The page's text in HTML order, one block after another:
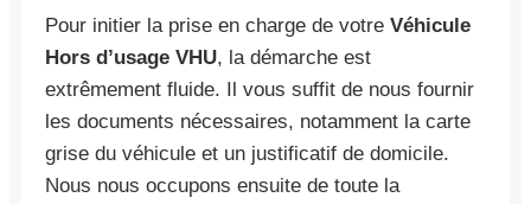
Pour initier la prise en charge de votre Véhicule
Hors d’usage VHU, la démarche est
extrêmement fluide. Il vous suffit de nous fournir
les documents nécessaires, notamment la carte
grise du véhicule et un justificatif de domicile.
Nous nous occupons ensuite de toute la